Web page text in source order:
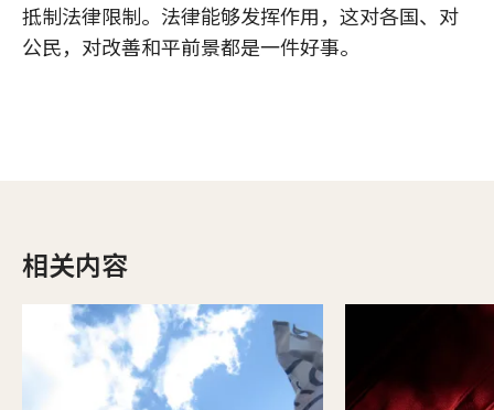
抵制法律限制。法律能够发挥作用，这对各国、对
公民，对改善和平前景都是一件好事。
相关内容